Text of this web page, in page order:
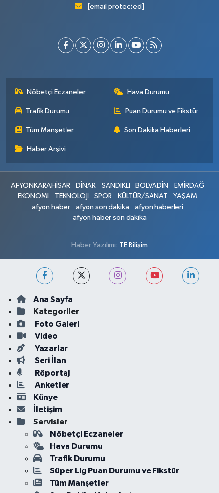
[email protected]
Nöbetçi Eczaneler Hava Durumu
Trafik Durumu Puan Durumu ve Fikstür
Tüm Manşetler Son Dakika Haberleri
Haber Arşivi
AFYONKARAHİSAR DİNAR SANDIKLI BOLVADİN
EMİRDAĞ
EKONOMİ
TEKNOLOJİ SPOR KÜLTÜR/SANAT
YAŞAM
afyon haber
afyon son dakika
afyon haberleri
afyon haber son dakika
Haber Yazılımı: TE Bilişim
Ana Sayfa
Kategoriler
Foto Galeri
Video
Yazarlar
Seri İlan
Röportaj
Anketler
Künye
İletişim
Servisler
Nöbetçi Eczaneler
Hava Durumu
Trafik Durumu
Süper Lig Puan Durumu ve Fikstür
Tüm Manşetler